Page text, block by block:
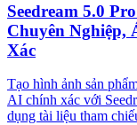
Seedream 5.0
Chuyên Nghiệp,
Xác
Tạo hình ảnh sản
AI chính xác với
dụng tài liệu tham